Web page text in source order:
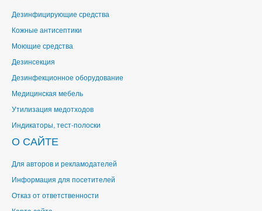
Дезинфицирующие средства
Кожные антисептики
Моющие средства
Дезинсекция
Дезинфекционное оборудование
Медицинская мебель
Утилизация медотходов
Индикаторы, тест-полоски
О САЙТЕ
Для авторов и рекламодателей
Информация для посетителей
Отказ от ответственности